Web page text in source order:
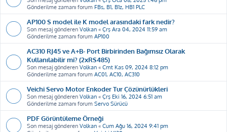
Gönderilme zamanı forum FBs, B1, B1z, HB1 PLC
AP100 S model ile K model arasındaki fark nedir?
Son mesaj gönderen Volkan « Çrş Ara 04, 2024 11:59 am
Gönderilme zamanı forum AP100
AC310 RJ45 ve A+B- Port Birbirinden Bağımsız Olarak
Kullanılabilir mi? (2xRS485)
Son mesaj gönderen Volkan « Cmt Kas 09, 2024 8:12 pm
Gönderilme zamanı forum AC01, AC10, AC310
Veichi Servo Motor Enkoder Tur Çözünürlükleri
Son mesaj gönderen Volkan « Çrş Eki 16, 2024 6:51 am
Gönderilme zamanı forum Servo Sürücü
PDF Görüntüleme Örneği
Son mesaj gönderen Volkan « Cum Ağu 16, 2024 9:41 pm